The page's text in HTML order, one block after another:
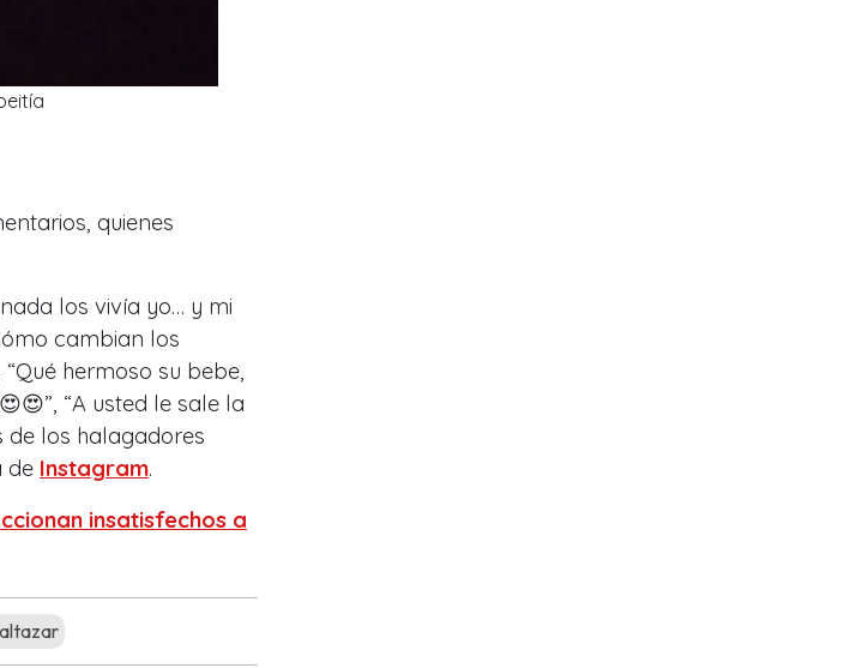
quienes
los vivía yo… y mi
cambian los
hermoso su bebe,
“A usted le sale la
de los halagadores
de Instagram.
insatisfechos a